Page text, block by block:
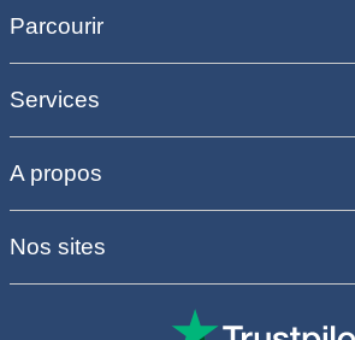
Parcourir
Services
A propos
Nos sites